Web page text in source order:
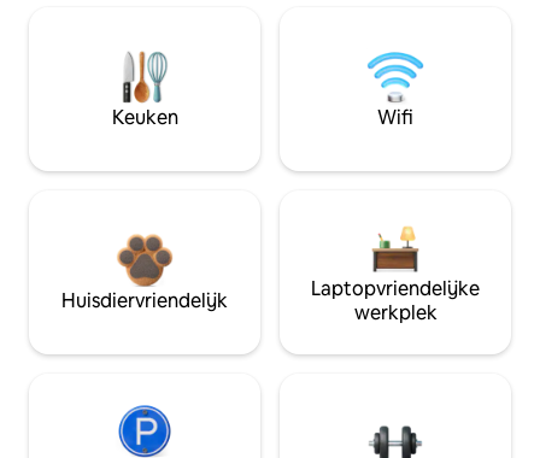
Keuken Wifi
Huisdiervriendelijk
Laptopvriendelijke
werkplek